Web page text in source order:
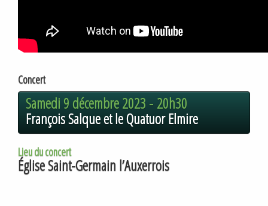
Concert
Samedi 9 décembre 2023 - 20h30
François Salque et le Quatuor Elmire
Lieu du concert
Église Saint-Germain l’Auxerrois